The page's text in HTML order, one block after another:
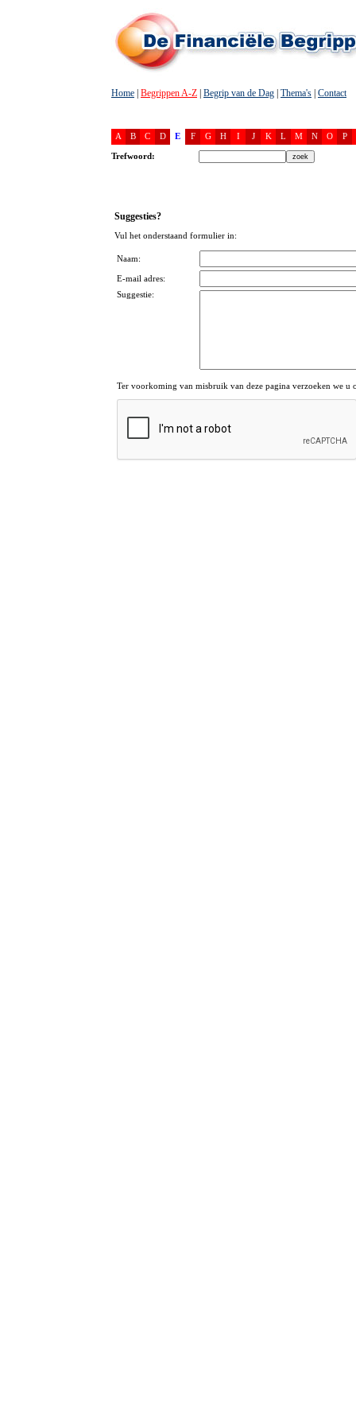
Home Begrippen A-Z Begrip van de Dag Thema's Contact
A B C D E F G H I J K L M N O P
Trefwoord:
Suggesties?
Vul het onderstaand formulier in:
Naam:
E-mail adres:
Suggestie:
Ter voorkoming van misbruik van deze pagina verzoeken we u